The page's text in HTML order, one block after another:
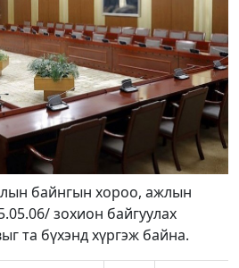
байнгын хороо, ажлын
зохион байгуулах
та бүхэнд хүргэж байна.